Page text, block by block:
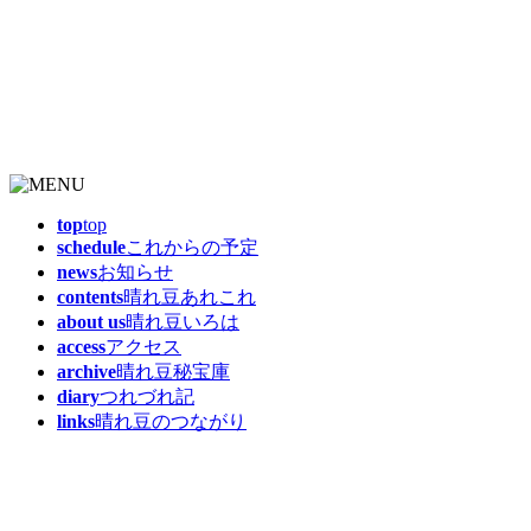
toptop
scheduleこれからの予定
newsお知らせ
contents晴れ豆あれこれ
about us晴れ豆いろは
accessアクセス
archive晴れ豆秘宝庫
diaryつれづれ記
links晴れ豆のつながり